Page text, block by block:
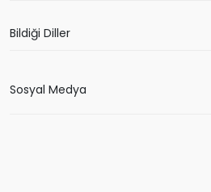
Bildiği Diller
Sosyal Medya